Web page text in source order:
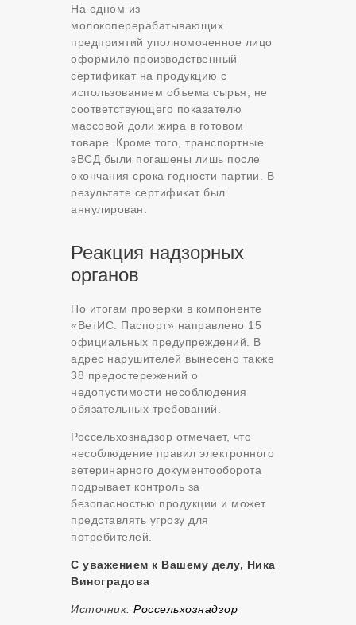
На одном из
молокоперерабатывающих
предприятий уполномоченное лицо
оформило производственный
сертификат на продукцию с
использованием объема сырья, не
соответствующего показателю
массовой доли жира в готовом
товаре. Кроме того, транспортные
эВСД были погашены лишь после
окончания срока годности партии. В
результате сертификат был
аннулирован.
Реакция надзорных
органов
По итогам проверки в компоненте
«ВетИС. Паспорт» направлено 15
официальных предупреждений. В
адрес нарушителей вынесено также
38 предостережений о
недопустимости несоблюдения
обязательных требований.
Россельхознадзор отмечает, что
несоблюдение правил электронного
ветеринарного документооборота
подрывает контроль за
безопасностью продукции и может
представлять угрозу для
потребителей.
С уважением к Вашему делу, Ника
Виноградова
Источник: Россельхознадзор